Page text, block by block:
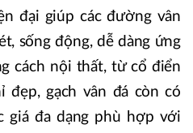
đại giúp các đường vân
sống động, dễ dàng ứng
cách nội thất, từ cổ điển
đẹp, gạch vân đá còn có
giá đa dạng phù hợp với